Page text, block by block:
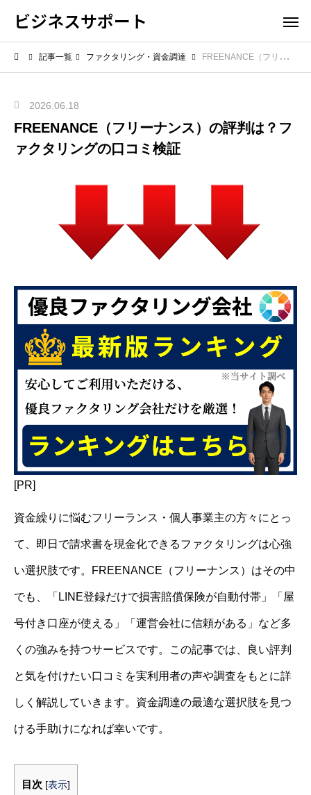
ビジネスサポート
記事一覧 ファクタリング・資金調達 FREENANCE（フリーナンス）の評判は？ファクタリングの口コミ検証
2026.06.18
FREENANCE（フリーナンス）の評判は？フ
ァクタリングの口コミ検証
[PR]
資金繰りに悩むフリーランス・個人事業主の方々にとっ
て、即日で請求書を現金化できるファクタリングは心強
い選択肢です。FREENANCE（フリーナンス）はその中
でも、「LINE登録だけで損害賠償保険が自動付帯」「屋
号付き口座が使える」「運営会社に信頼がある」など多
くの強みを持つサービスです。この記事では、良い評判
と気を付けたい口コミを実利用者の声や調査をもとに詳
しく解説していきます。資金調達の最適な選択肢を見つ
ける手助けになれば幸いです。
目次 [表示]